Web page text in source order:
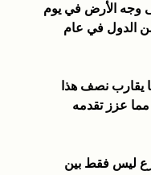
شخص على وجه الأرض في يوم
من الدول في عام
يقارب نصف هذا
مما عزز تقدمه
ليس فقط بين